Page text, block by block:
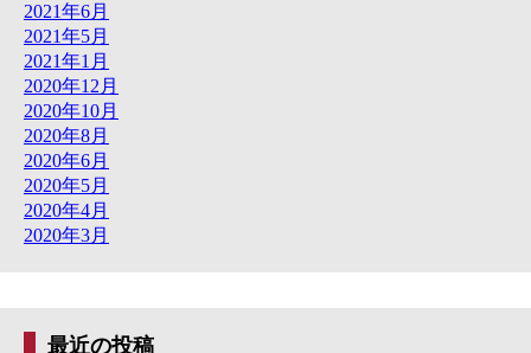
2021年6月
2021年5月
2021年1月
2020年12月
2020年10月
2020年8月
2020年6月
2020年5月
2020年4月
2020年3月
最近の投稿